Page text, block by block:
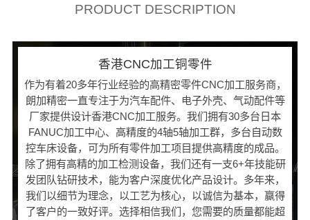
PRODUCT DESCRIPTION
香港CNC加工铜零件
作为有着20多年行业经验的高精密零件CNC加工服务商，
朗加精密一直专注于为汽车配件、电子外壳、气动配件等
厂家提供设计香港CNC加工服务。我们拥有30多台日本
FANUC加工中心、高精度的4轴5轴加工群，多台自动数
控车床设备，可为所有零件加工项目提供高精度的成品。
除了拥有高精的加工检测设备，我们还有一支6+年技能研
发团队钻研技术，能为客户深度优化产品设计。多年来，
我们以细节为理念，以工艺为核心，以诚信为基本，赢得
了客户的一致好评。选择相信我们，您需要的质量都能超